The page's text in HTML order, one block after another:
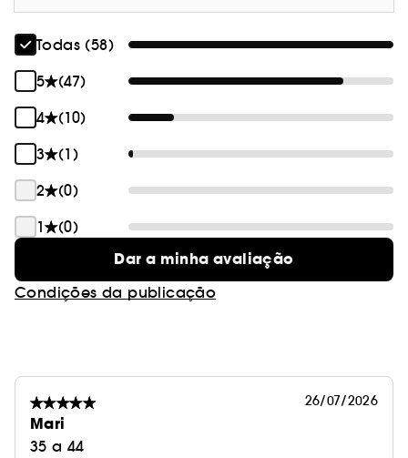
Todas (58)
5
(47)
4
(10)
3
(1)
2
(0)
1
(0)
Dar a minha avaliação
Condições da publicação
26/07/2026
Mari
35 a 44